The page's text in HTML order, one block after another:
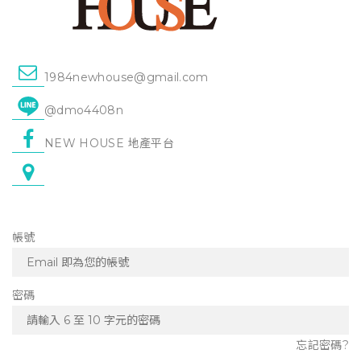
1984newhouse@gmail.com
@dmo4408n
NEW HOUSE 地產平台
帳號
密碼
忘記密碼?